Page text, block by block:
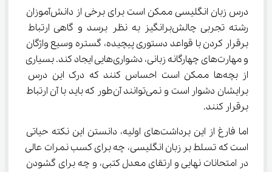
درس زبان انگلیسی ممکن است برای برخی از دانش‌آموزان
رشته تجربی چالش‌برانگیز به نظر برسد و گاهی ارتباط
برقرار کردن با قواعد دستوری پیچیده، گستره وسیع واژگان
و مهارت‌های چهارگانه زبانی، دشواری‌هایی ایجاد کند. بسیاری
از بچه‌ها ممکن است احساس کنند که درک این درس
برایشان دشوار است و نمی‌توانند آن‌طور که باید با آن ارتباط
برقرار کنند.
اما فارغ از این برداشت‌های اولیه، دانستن این نکته حیاتی
است که تسلط بر زبان انگلیسی، چه برای کسب نمرات عالی
در امتحانات نهایی و ارتقای معدل کتبی، و چه برای گشودن